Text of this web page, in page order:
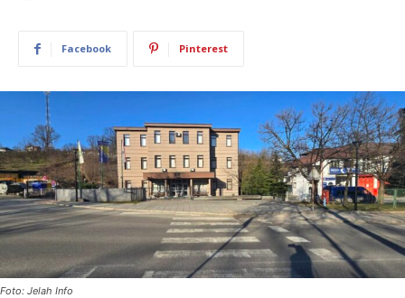
Facebook Pinterest
Foto: Jelah Info